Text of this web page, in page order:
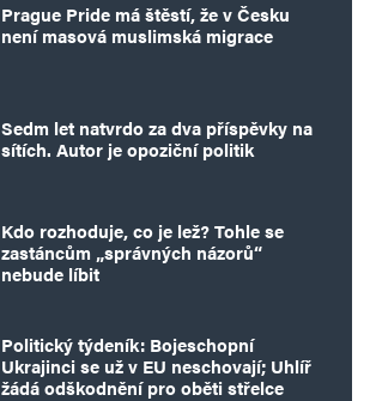
Prague Pride má štěstí, že v Česku
není masová muslimská migrace
Sedm let natvrdo za dva příspěvky na
sítích. Autor je opoziční politik
Kdo rozhoduje, co je lež? Tohle se
zastáncům „správných názorů“
nebude líbit
Politický týdeník: Bojeschopní
Ukrajinci se už v EU neschovají; Uhlíř
žádá odškodnění pro oběti střelce